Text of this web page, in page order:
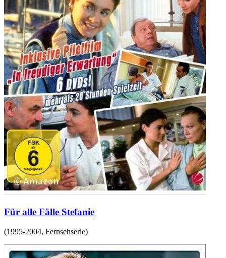
Für alle Fälle Stefanie
(1995-2004, Fernsehserie)